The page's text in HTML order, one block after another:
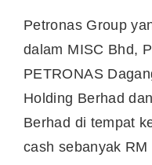
Petronas Group
dalam MISC Bhd,
PETRONAS
Holding Berhad
Berhad di tempat
cash sebanyak RM